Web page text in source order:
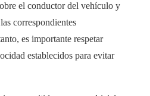
el conductor del vehículo y
correspondientes
es importante respetar
establecidos para evitar